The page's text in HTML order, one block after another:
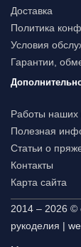
Доставка
Политика
Условия
Гарантии,
Работы наших
Полезная
Статьи о
Контакты
Карта сайта
2014 – 2026 ©
рукоделия |